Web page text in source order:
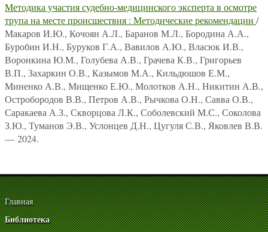
Методика участия судебно-медицинского эксперта в осмотре
трупа на месте происшествия : Методические рекомендации /
Макаров И.Ю., Кочоян А.Л., Баранов М.Л., Бородина А.А.,
Буробин И.Н., Буруков Г.А., Вавилов А.Ю., Власюк И.В.,
Воронкина Ю.М., Голубева А.В., Грачева К.В., Григорьев
В.П., Захаркин О.В., Казымов М.А., Кильдюшов Е.М.,
Миненко А.В., Мищенко Е.Ю., Молотков А.Н., Никитин А.В.,
Остробородов В.В., Петров А.В., Рычкова О.Н., Савва О.В.,
Саракаева А.З., Скворцова Л.К., Соболевский М.С., Соколова
З.Ю., Туманов Э.В., Услонцев Д.Н., Цугуля С.В., Яковлев В.В.
— 2024.
Главная
Библиотека